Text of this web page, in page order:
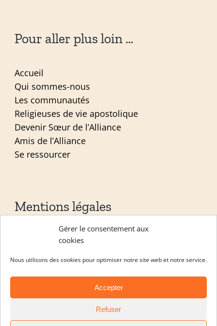
Gérer le consentement aux
cookies
Nous utilisons des cookies pour optimiser notre site web et notre service.
Accepter
Refuser
Pour aller plus loin …
Accueil
Qui sommes-nous
Les communautés
Religieuses de vie apostolique
Devenir Sœur de l’Alliance
Amis de l’Alliance
Se ressourcer
Mentions légales
Mentions légales
Copyright Les sœurs de l’alliance 2026 |
Engagement|Formation continue|Noviciat|